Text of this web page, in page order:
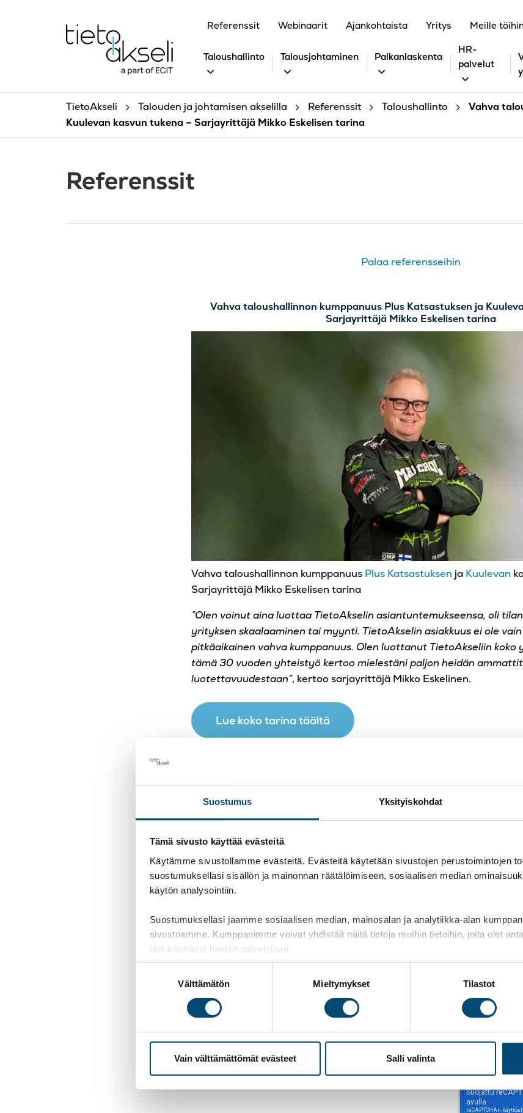
Suostumus Yksityiskohdat
Tämä sivusto käyttää evästeitä
Käytämme sivustollamme evästeitä. Evästeitä käytetään sivustojen perustoimintojen
suostumuksellasi sisällön ja mainonnan räätälöimiseen, sosiaalisen median
käytön analysointiin.
Suostumuksellasi jaamme sosiaalisen median, mainosalan ja analytiikka-alan
sivustoamme. Kumppanimme voivat yhdistää näitä tietoja muihin tietoihin, joita olet
olet käyttänyt heidän palvelujaan.
Välttämätön Mieltymykset Tilastot
Vain välttämättömät evästeet Salli valinta
Referenssit Webinaarit Ajankohtaista Yritys Meille
Taloushallinto Talousjohtaminen Palkanlaskenta
HR-
palvelut
TietoAkseli Talouden ja johtamisen akselilla Referenssit Taloushallinto
Vahva
Kuulevan kasvun tukena – Sarjayrittäjä Mikko Eskelisen tarina
Referenssit
Palaa referensseihin
Vahva taloushallinnon kumppanuus Plus Katsastuksen ja
Sarjayrittäjä Mikko Eskelisen tarina
Vahva taloushallinnon kumppanuus Plus Katsastuksen ja Kuulevan
Sarjayrittäjä Mikko Eskelisen tarina
”Olen voinut aina luottaa TietoAkselin asiantuntemukseensa, oli
yrityksen skaalaaminen tai myynti. TietoAkselin asiakkuus ei ole
pitkäaikainen vahva kumppanuus. Olen luottanut TietoAkseliin koko
tämä 30 vuoden yhteistyö kertoo mielestäni paljon heidän
luotettavuudestaan”, kertoo sarjayrittäjä Mikko Eskelinen.
Lue koko tarina täältä
Tilaa uutiskirjeemme
reCAPTCHA